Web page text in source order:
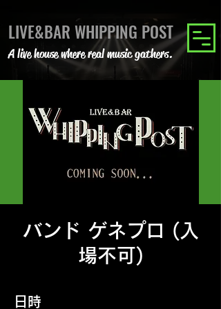
LIVE&BAR WHIPPING POST
A live house where real music gathers.
バンド ゲネプロ (入
場不可)
日時